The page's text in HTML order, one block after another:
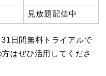
見放題配信中
31日間無料トライアルで
はぜひ活用してくださ